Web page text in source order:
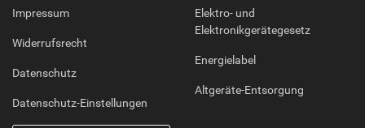
Impressum
Widerrufsrecht
Datenschutz
Datenschutz-Einstellungen
Elektro- und
Elektronikgerätegesetz
Energielabel
Altgeräte-Entsorgung